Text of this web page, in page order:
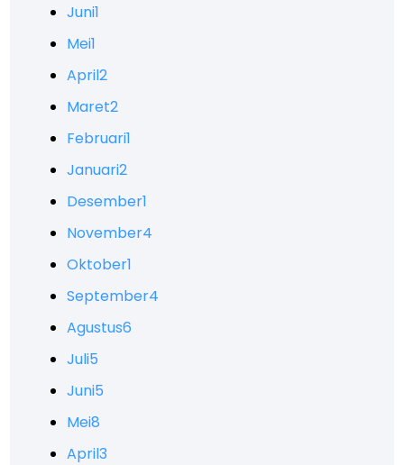
Juni1
Mei1
April2
Maret2
Februari1
Januari2
Desember1
November4
Oktober1
September4
Agustus6
Juli5
Juni5
Mei8
April3